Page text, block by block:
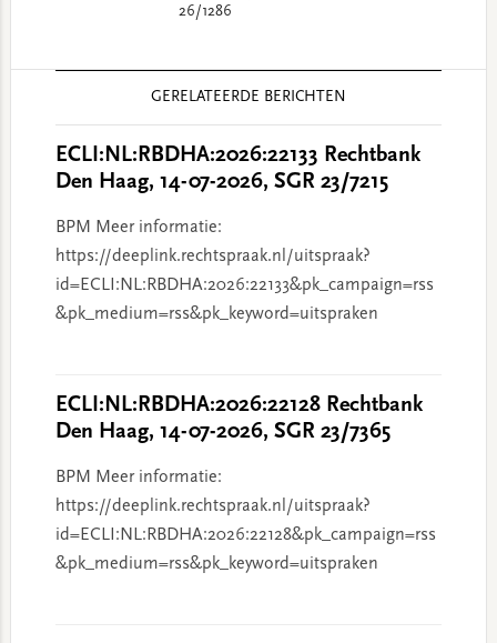
26/1286
GERELATEERDE BERICHTEN
ECLI:NL:RBDHA:2026:22133 Rechtbank
Den Haag, 14-07-2026, SGR 23/7215
BPM Meer informatie:
https://deeplink.rechtspraak.nl/uitspraak?
id=ECLI:NL:RBDHA:2026:22133&pk_campaign=rss
&pk_medium=rss&pk_keyword=uitspraken
ECLI:NL:RBDHA:2026:22128 Rechtbank
Den Haag, 14-07-2026, SGR 23/7365
BPM Meer informatie:
https://deeplink.rechtspraak.nl/uitspraak?
id=ECLI:NL:RBDHA:2026:22128&pk_campaign=rss
&pk_medium=rss&pk_keyword=uitspraken